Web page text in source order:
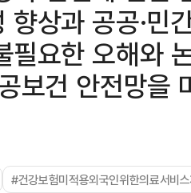
향상과 공공·민
필요한 오해와
보건 안전망을
#건강보험미적용외국인위한의료서비